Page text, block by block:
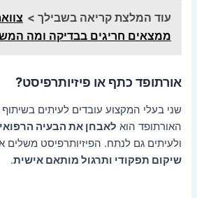
עוד המלצת קריאה בשבילך >
ממצאים חריגים בבדיקה ומה
אורתופד כתף או פיזיותרפיסט?
שני בעלי המקצוע עובדים לעיתים
האורתופד הוא לאבחן את הבעיה
ולעיתים גם לנתח. הפיזיותרפיסט
שיקום תפקודי ותרגול מותאם אישית.